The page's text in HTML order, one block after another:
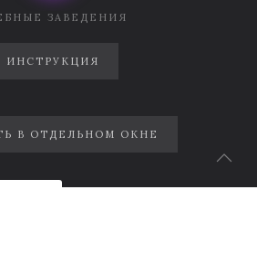
ЗАВЕДЕНИЯ
ИНСТРУКЦИЯ
В ОТДЕЛЬНОМ ОКНЕ